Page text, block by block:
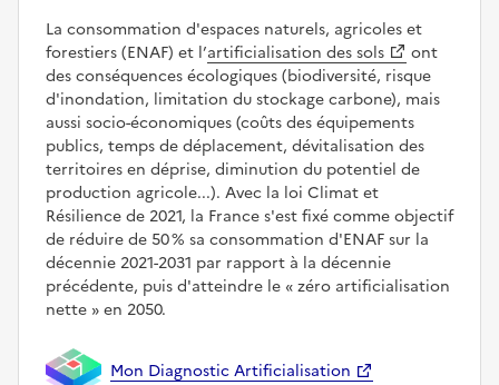
La consommation d'espaces naturels, agricoles et
forestiers (ENAF) et l’artificialisation des sols
ont
des conséquences écologiques (biodiversité, risque
d'inondation, limitation du stockage carbone), mais
aussi socio-économiques (coûts des équipements
publics, temps de déplacement, dévitalisation des
territoires en déprise, diminution du potentiel de
production agricole...). Avec la loi Climat et
Résilience de 2021, la France s'est fixé comme objectif
de réduire de 50 % sa consommation d'ENAF sur la
décennie 2021-2031 par rapport à la décennie
précédente, puis d'atteindre le
zéro artificialisation
nette
en 2050.
Mon Diagnostic Artificialisation